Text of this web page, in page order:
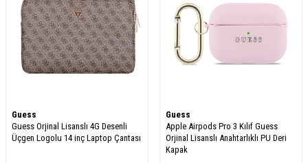
Guess
Guess Orjinal Lisanslı 4G Desenli
Üçgen Logolu 14 inç Laptop Çantası
Guess
Apple Airpods Pro 3 Kılıf Guess
Orjinal Lisanslı Anahtarlıklı PU Deri
Kapak